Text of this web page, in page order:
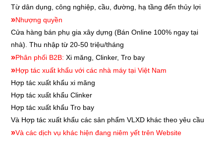
Từ dân dụng, công nghiệp, cầu, đường, hạ tầng đến thủy lợi
»Nhượng quyền
Cửa hàng bán phụ gia xây dựng (Bán Online 100% ngay tại
nhà). Thu nhập từ 20-50 triệu/tháng
»Phân phối B2B: Xi măng, Clinker, Tro bay
»Hợp tác xuất khẩu với các nhà máy tại Việt Nam
Hợp tác xuất khẩu xi măng
Hợp tác xuất khẩu Clinker
Hợp tác xuất khẩu Tro bay
Và Hợp tác xuất khẩu các sản phẩm VLXD khác theo yêu cầu
»Và các dịch vụ khác hiện đang niêm yết trên Website